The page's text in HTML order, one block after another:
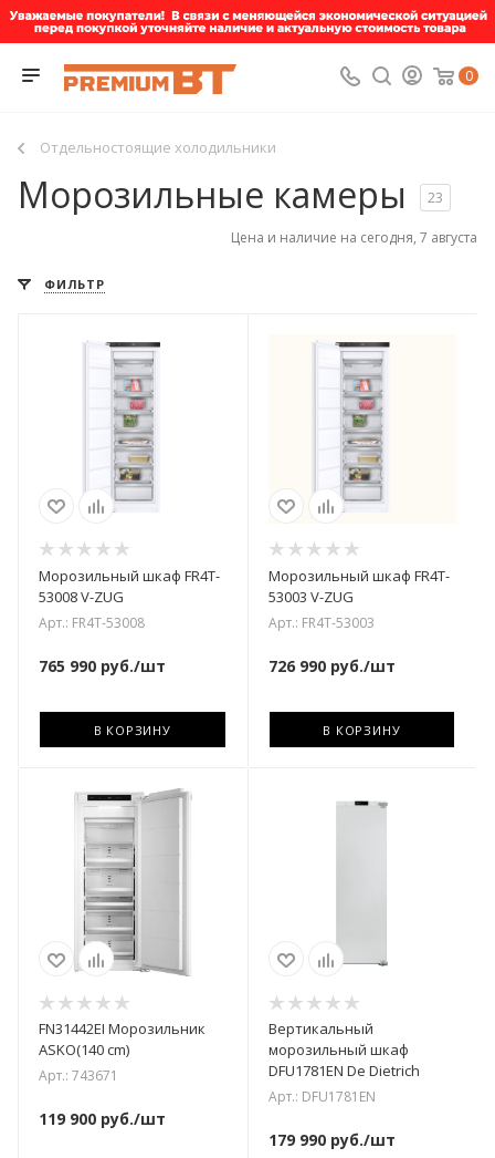
0
Отдельностоящие холодильники
Морозильные камеры 23
Цена и наличие на сегодня, 7 августа
ФИЛЬТР
Морозильный шкаф FR4T-
53008 V-ZUG
Арт.: FR4T-53008
765 990 руб./шт
В КОРЗИНУ
Морозильный шкаф FR4T-
53003 V-ZUG
Арт.: FR4T-53003
726 990руб./шт
В КОРЗИНУ
FN31442EI Морозильник
ASKO(140 cm)
Арт.: 743671
119 900 руб./шт
Вертикальный
морозильный шкаф
DFU1781EN De Dietrich
Арт.: DFU1781EN
179 990руб./шт